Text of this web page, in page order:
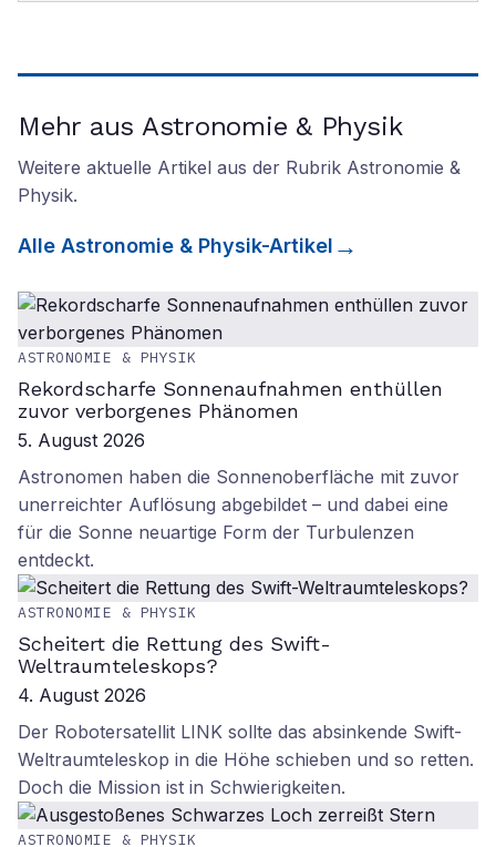
Mehr aus Astronomie & Physik
Weitere aktuelle Artikel aus der Rubrik Astronomie &
Physik.
Alle Astronomie & Physik-Artikel
ASTRONOMIE & PHYSIK
Rekordscharfe Sonnenaufnahmen enthüllen
zuvor verborgenes Phänomen
5. August 2026
Astronomen haben die Sonnenoberfläche mit zuvor
unerreichter Auflösung abgebildet – und dabei eine
für die Sonne neuartige Form der Turbulenzen
entdeckt.
ASTRONOMIE & PHYSIK
Scheitert die Rettung des Swift-
Weltraumteleskops?
4. August 2026
Der Robotersatellit LINK sollte das absinkende Swift-
Weltraumteleskop in die Höhe schieben und so retten.
Doch die Mission ist in Schwierigkeiten.
ASTRONOMIE & PHYSIK